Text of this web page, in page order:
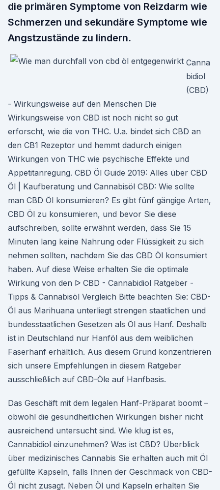
die primären Symptome von Reizdarm wie
Schmerzen und sekundäre Symptome wie
Angstzustände zu lindern.
Canna
bidiol
(CBD)
- Wirkungsweise auf den Menschen Die
Wirkungsweise von CBD ist noch nicht so gut
erforscht, wie die von THC. U.a. bindet sich CBD an
den CB1 Rezeptor und hemmt dadurch einigen
Wirkungen von THC wie psychische Effekte und
Appetitanregung. CBD Öl Guide 2019: Alles über CBD
Öl | Kaufberatung und Cannabisöl CBD: Wie sollte
man CBD Öl konsumieren? Es gibt fünf gängige Arten,
CBD Öl zu konsumieren, und bevor Sie diese
aufschreiben, sollte erwähnt werden, dass Sie 15
Minuten lang keine Nahrung oder Flüssigkeit zu sich
nehmen sollten, nachdem Sie das CBD Öl konsumiert
haben. Auf diese Weise erhalten Sie die optimale
Wirkung von den ᐅ CBD - Cannabidiol Ratgeber -
Tipps & Cannabisöl Vergleich Bitte beachten Sie: CBD-
Öl aus Marihuana unterliegt strengen staatlichen und
bundesstaatlichen Gesetzen als Öl aus Hanf. Deshalb
ist in Deutschland nur Hanföl aus dem weiblichen
Faserhanf erhältlich. Aus diesem Grund konzentrieren
sich unsere Empfehlungen in diesem Ratgeber
ausschließlich auf CBD-Öle auf Hanfbasis.
Das Geschäft mit dem legalen Hanf-Präparat boomt –
obwohl die gesundheitlichen Wirkungen bisher nicht
ausreichend untersucht sind. Wie klug ist es,
Cannabidiol einzunehmen? Was ist CBD? Überblick
über medizinisches Cannabis Sie erhalten auch mit Öl
gefüllte Kapseln, falls Ihnen der Geschmack von CBD-
Öl nicht zusagt. Neben Öl und Kapseln erhalten Sie